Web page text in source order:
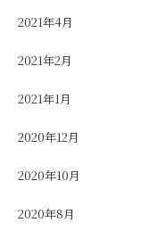
2021年4月
2021年2月
2021年1月
2020年12月
2020年10月
2020年8月